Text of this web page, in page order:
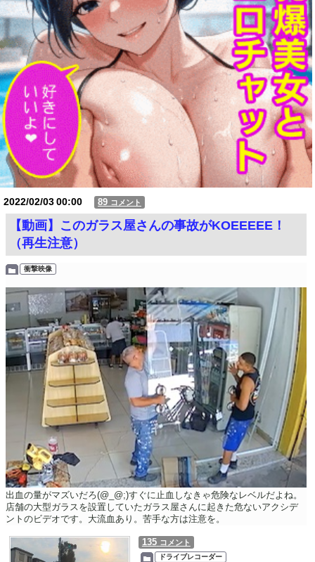
2022/02/0300:00 89 コメント
【動画】このガラス屋さんの事故がKOEEEEE！
（再生注意）
衝撃映像
出血の量がマズいだろ(@_@;)すぐに止血しなきゃ危険なレベルだよね。
店舗の大型ガラスを設置していたガラス屋さんに起きた危ないアクシデ
ントのビデオです。大流血あり。苦手な方は注意を。
135 コメント
ドライブレコーダー